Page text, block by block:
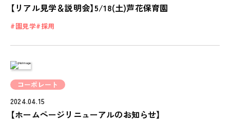
採用情報
ピノキオチャンネル
お問い合わせ
CONTACT
【リアル見学＆説明会】5/18(土)芦花保育園
園見学 採用
コーポレート
2024.04.15
【ホームページリニューアルのお知らせ】